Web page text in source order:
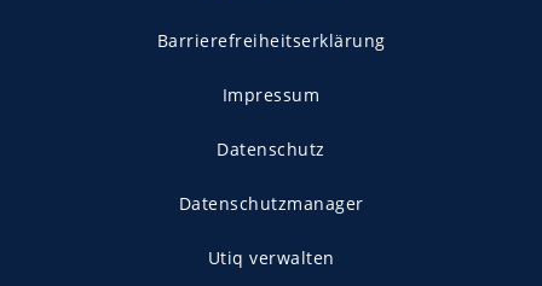
Barrierefreiheitserklärung
Impressum
Datenschutz
Datenschutzmanager
Utiq verwalten